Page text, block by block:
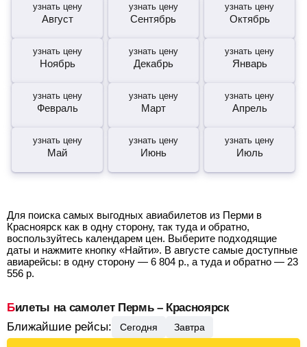
узнать цену
Август
узнать цену
Сентябрь
узнать цену
Октябрь
узнать цену
Ноябрь
узнать цену
Декабрь
узнать цену
Январь
узнать цену
Февраль
узнать цену
Март
узнать цену
Апрель
узнать цену
Май
узнать цену
Июнь
узнать цену
Июль
Для поиска самых выгодных авиабилетов из Перми в
Красноярск как в одну сторону, так туда и обратно,
воспользуйтесь календарем цен. Выберите подходящие
даты и нажмите кнопку «Найти». В августе самые доступные
авиарейсы: в одну сторону — 6 804 р., а туда и обратно — 23
556 р.
Билеты на самолет Пермь – Красноярск
Ближайшие рейсы:
Сегодня Завтра